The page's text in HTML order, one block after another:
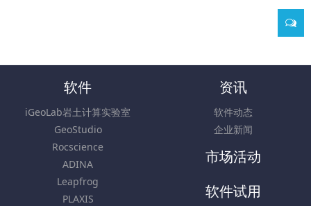
软件
iGeoLab岩土计算实验室
GeoStudio
Rocscience
ADINA
Leapfrog
PLAXIS
资讯
软件动态
企业新闻
市场活动
软件试用